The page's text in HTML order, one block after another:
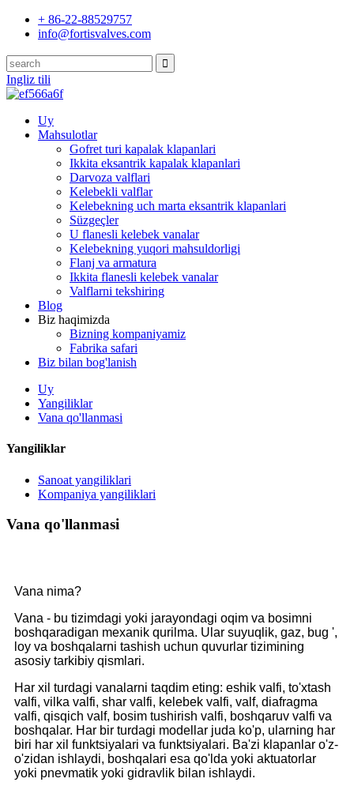
+ 86-22-88529757
info@fortisvalves.com
Ingliz tili
Uy
Mahsulotlar
Gofret turi kapalak klapanlari
Ikkita eksantrik kapalak klapanlari
Darvoza valflari
Kelebekli valflar
Kelebekning uch marta eksantrik klapanlari
Süzgeçler
U flanesli kelebek vanalar
Kelebekning yuqori mahsuldorligi
Flanj va armatura
Ikkita flanesli kelebek vanalar
Valflarni tekshiring
Blog
Biz haqimizda
Bizning kompaniyamiz
Fabrika safari
Biz bilan bog'lanish
Uy
Yangiliklar
Vana qo'llanmasi
Yangiliklar
Sanoat yangiliklari
Kompaniya yangiliklari
Vana qo'llanmasi
Vana nima?
Vana - bu tizimdagi yoki jarayondagi oqim va bosimni
boshqaradigan mexanik qurilma. Ular suyuqlik, gaz, bug ',
loy va boshqalarni tashish uchun quvurlar tizimining
asosiy tarkibiy qismlari.
Har xil turdagi vanalarni taqdim eting: eshik valfi, to'xtash
valfi, vilka valfi, shar valfi, kelebek valfi, valf, diafragma
valfi, qisqich valf, bosim tushirish valfi, boshqaruv valfi va
boshqalar. Har bir turdagi modellar juda ko'p, ularning har
biri har xil funktsiyalari va funktsiyalari. Ba'zi klapanlar o'z-
o'zidan ishlaydi, boshqalari esa qo'lda yoki aktuatorlar
yoki pnevmatik yoki gidravlik bilan ishlaydi.